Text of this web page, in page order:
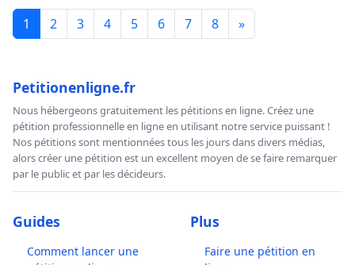
1 2 3 4 5 6 7 8 »
Petitionenligne.fr
Nous hébergeons gratuitement les pétitions en ligne. Créez une
pétition professionnelle en ligne en utilisant notre service puissant !
Nos pétitions sont mentionnées tous les jours dans divers médias,
alors créer une pétition est un excellent moyen de se faire remarquer
par le public et par les décideurs.
Guides
Comment lancer une
Plus
Faire une pétition en